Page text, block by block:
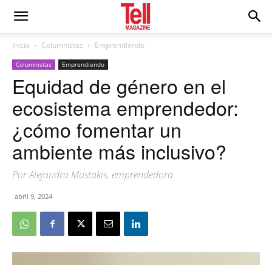
Inicio Columnistas Emprendiendo
Columnistas Emprendiendo
Equidad de género en el
ecosistema emprendedor:
¿cómo fomentar un
ambiente más inclusivo?
Por Alejandra Mustakis, emprendedora
abril 9, 2024